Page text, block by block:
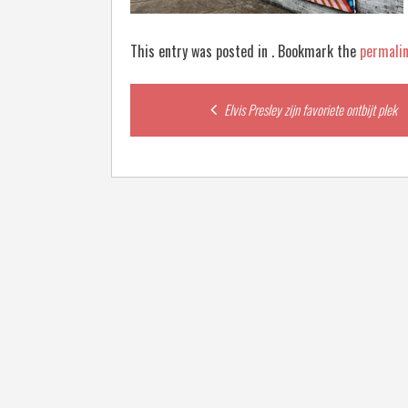
This entry was posted in . Bookmark the
navigation
Elvis Presley zijn favoriete ontbijt plek